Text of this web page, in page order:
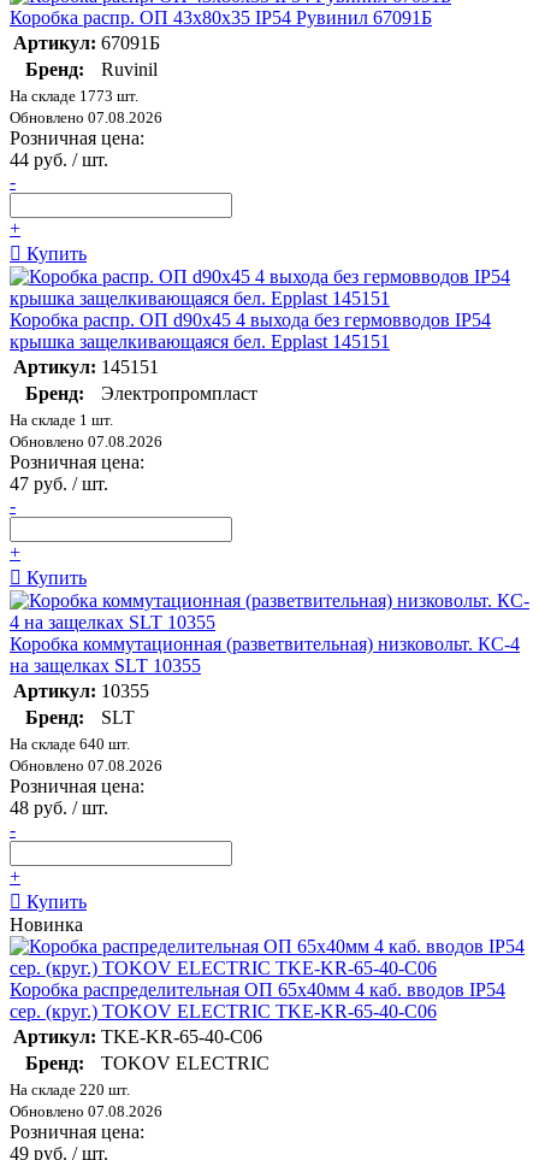
Коробка распр. ОП 43х80х35 IP54 Рувинил 67091Б
Артикул: 67091Б
Бренд:
Ruvinil
На складе 1773 шт.
Обновлено 07.08.2026
Розничная цена:
44 руб. / шт.
-
+
Купить
Коробка распр. ОП d90х45 4 выхода без гермовводов IP54
крышка защелкивающаяся бел. Epplast 145151
Артикул: 145151
Бренд:
Электропромпласт
На складе 1 шт.
Обновлено 07.08.2026
Розничная цена:
47 руб. / шт.
-
+
Купить
Коробка коммутационная (разветвительная) низковольт. КC-4
на защелках SLT 10355
Артикул: 10355
Бренд:
SLT
На складе 640 шт.
Обновлено 07.08.2026
Розничная цена:
48 руб. / шт.
-
+
Купить
Новинка
Коробка распределительная ОП 65х40мм 4 каб. вводов IP54
сер. (круг.) TOKOV ELECTRIC TKE-KR-65-40-C06
Артикул: TKE-KR-65-40-C06
Бренд:
TOKOV ELECTRIC
На складе 220 шт.
Обновлено 07.08.2026
Розничная цена:
49 руб. / шт.